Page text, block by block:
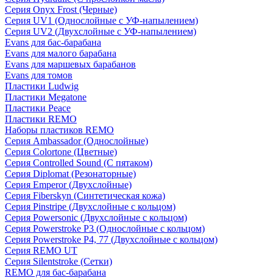
Серия Onyx Frost (Черные)
Серия UV1 (Однослойные с УФ-напылением)
Серия UV2 (Двухслойные с УФ-напылением)
Evans для бас-барабана
Evans для малого барабана
Evans для маршевых барабанов
Evans для томов
Пластики Ludwig
Пластики Megatone
Пластики Peace
Пластики REMO
Наборы пластиков REMO
Серия Ambassador (Однослойные)
Серия Colortone (Цветные)
Серия Controlled Sound (С пятаком)
Серия Diplomat (Резонаторные)
Серия Emperor (Двухслойные)
Серия Fiberskyn (Синтетическая кожа)
Серия Pinstripe (Двухслойные с кольцом)
Серия Powersonic (Двухслойные с кольцом)
Серия Powerstroke P3 (Однослойные с кольцом)
Серия Powerstroke P4, 77 (Двухслойные с кольцом)
Серия REMO UT
Серия Silentstroke (Сетки)
REMO для бас-барабана